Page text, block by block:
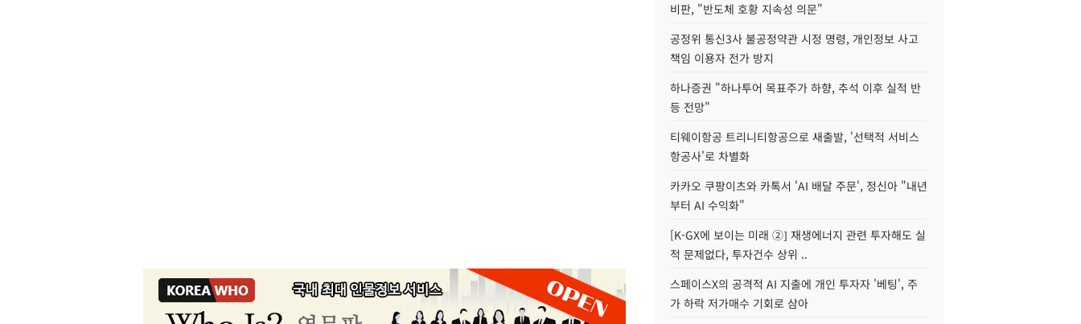
비판, "반도체 호황 지속성 의문"
공정위 통신3사 불공정약관 시정 명령, 개인정보 사고
책임 이용자 전가 방지
하나증권 "하나투어 목표주가 하향, 추석 이후 실적 반
등 전망"
티웨이항공 트리니티항공으로 새출발, '선택적 서비스
항공사'로 차별화
카카오 쿠팡이츠와 카톡서 'AI 배달 주문', 정신아 "내년
부터 AI 수익화"
[K-GX에 보이는 미래 ②] 재생에너지 관련 투자해도 실
적 문제없다, 투자건수 상위 ..
스페이스X의 공격적 AI 지출에 개인 투자자 '베팅', 주
가 하락 저가매수 기회로 삼아